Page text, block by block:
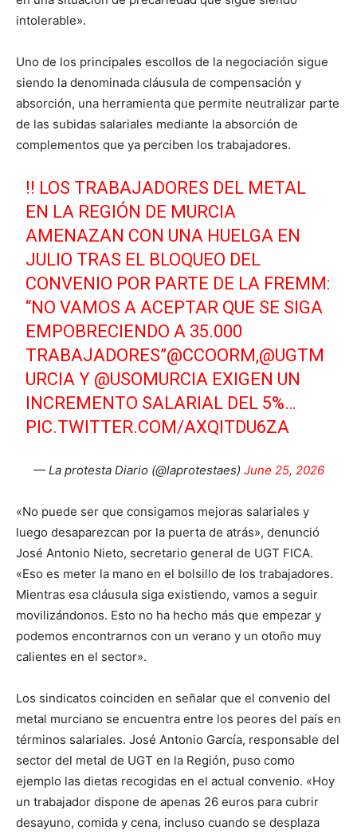
intolerable».
Uno de los principales escollos de la negociación sigue
siendo la denominada cláusula de compensación y
absorción, una herramienta que permite neutralizar parte
de las subidas salariales mediante la absorción de
complementos que ya perciben los trabajadores.
‼️ LOS TRABAJADORES DEL METAL
EN LA REGIÓN DE MURCIA
AMENAZAN CON UNA HUELGA EN
JULIO TRAS EL BLOQUEO DEL
CONVENIO POR PARTE DE LA FREMM:
“NO VAMOS A ACEPTAR QUE SE SIGA
EMPOBRECIENDO A 35.000
TRABAJADORES”@CCOORM,@UGTM
URCIA Y @USOMURCIA EXIGEN UN
INCREMENTO SALARIAL DEL 5%…
PIC.TWITTER.COM/AXQITDU6ZA
— La protesta Diario (@laprotestaes) June 25, 2026
«No puede ser que consigamos mejoras salariales y
luego desaparezcan por la puerta de atrás», denunció
José Antonio Nieto, secretario general de UGT FICA.
«Eso es meter la mano en el bolsillo de los trabajadores.
Mientras esa cláusula siga existiendo, vamos a seguir
movilizándonos. Esto no ha hecho más que empezar y
podemos encontrarnos con un verano y un otoño muy
calientes en el sector».
Los sindicatos coinciden en señalar que el convenio del
metal murciano se encuentra entre los peores del país en
términos salariales. José Antonio García, responsable del
sector del metal de UGT en la Región, puso como
ejemplo las dietas recogidas en el actual convenio. «Hoy
un trabajador dispone de apenas 26 euros para cubrir
desayuno, comida y cena, incluso cuando se desplaza